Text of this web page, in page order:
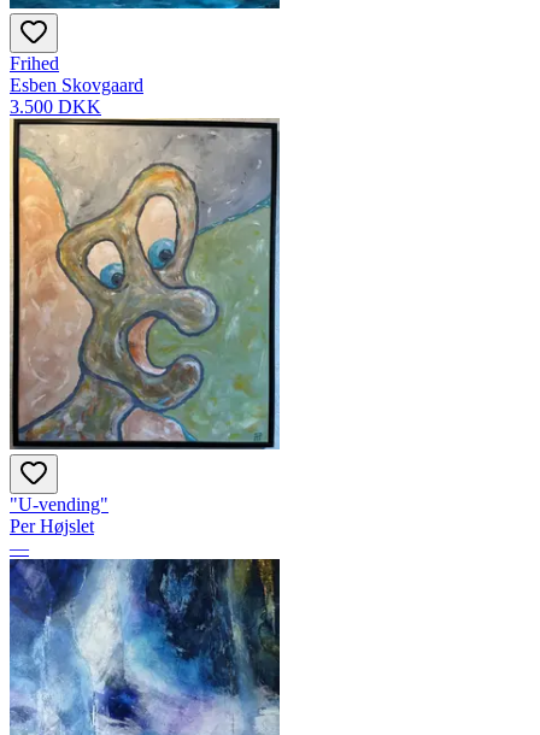
Frihed
Esben Skovgaard
3.500 DKK
"U-vending"
Per Højslet
—